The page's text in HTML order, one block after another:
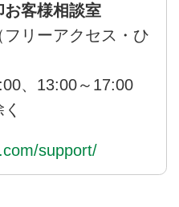
ンドです。
客様相談室
リーアクセス・ひ
、13:00～17:00
support/